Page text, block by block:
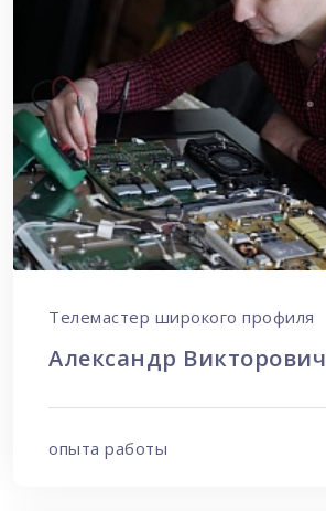
Телемастер широкого профиля
Александр Викторович
опыта работы